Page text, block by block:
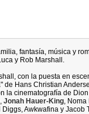
fantasía, música y
y Rob Marshall.
con la puesta en
de Hans Christian
la cinematografía de
, Jonah Hauer-King, Noma
Awkwafina y